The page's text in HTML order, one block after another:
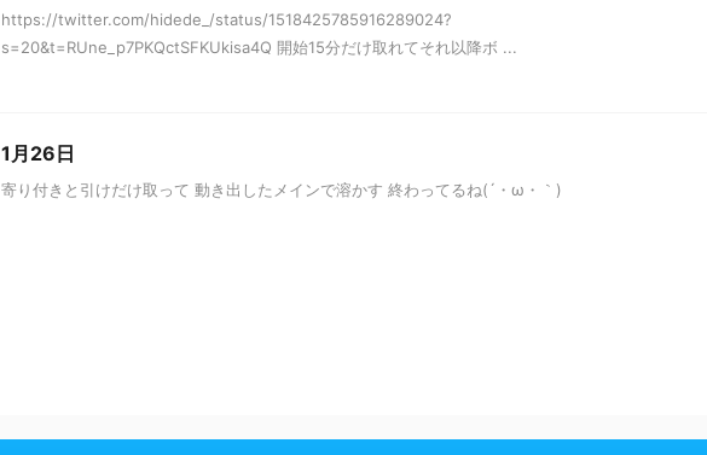
https://twitter.com/hidede_/status/1518425785916289024?
s=20&t=RUne_p7PKQctSFKUkisa4Q 開始15分だけ取れてそれ以降ボ ...
1月26日
寄り付きと引けだけ取って 動き出したメインで溶かす 終わってるね(´・ω・｀)